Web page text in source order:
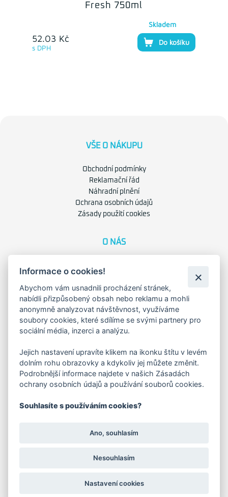
Fresh 750ml
52.03 Kč
s DPH
Skladem
Do košíku
VŠE O NÁKUPU
Obchodní podmínky
Reklamační řád
Náhradní plnění
Ochrana osobních údajů
Zásady použití cookies
O NÁS
Kontakty
FAKTURAČNÍ ADRESA
IČO: 28404009
DIČ: CZ28404009
Lutopecny 159 (areál bývalého ZD)
Kroměříž, 767 01
+420 725 017 295
Informace o cookies!
Abychom vám usnadnili procházení stránek,
nabídli přizpůsobený obsah nebo reklamu a mohli
anonymně analyzovat návštěvnost, využíváme
soubory cookies, které sdílíme se svými partnery pro
sociální média, inzerci a analýzu.
Jejich nastavení upravíte klikem na ikonku štítu v levém
dolním rohu obrazovky a kdykoliv jej můžete změnit.
Podrobnější informace najdete v našich Zásadách
ochrany osobních údajů a používání souborů cookies.
Souhlasíte s používáním cookies?
Ano, souhlasím
Nesouhlasím
Nastavení cookies